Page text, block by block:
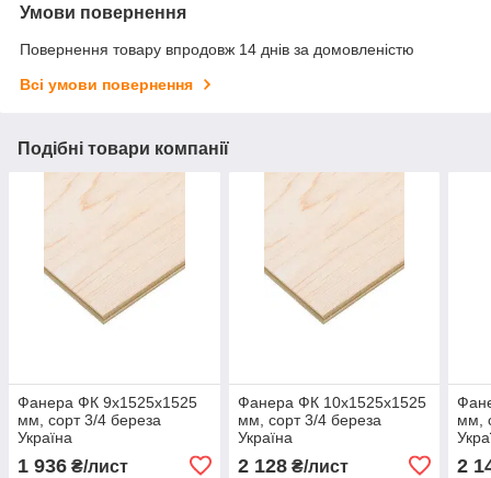
Умови повернення
Повернення товару впродовж 14 днів за домовленістю
Всі умови повернення
Подібні товари компанії
Фанера ФК 9х1525х1525
мм, сорт 3/4 береза
Україна
1 936 ₴/лист
Фанера ФК 10х1525х1525
мм, сорт 3/4 береза
Україна
2 128₴/лист
мм,
2